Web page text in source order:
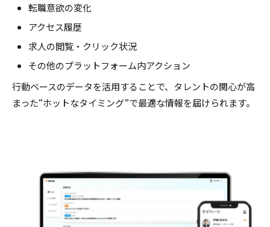
転職意欲の変化
アクセス履歴
求人の閲覧・クリック状況
その他のプラットフォーム内アクション
行動ベースのデータを活用することで、タレントの関心が高
まった“ホットなタイミング”で最適な情報を届けられます。